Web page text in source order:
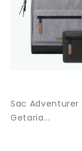
Sac Adventurer
Getaria...